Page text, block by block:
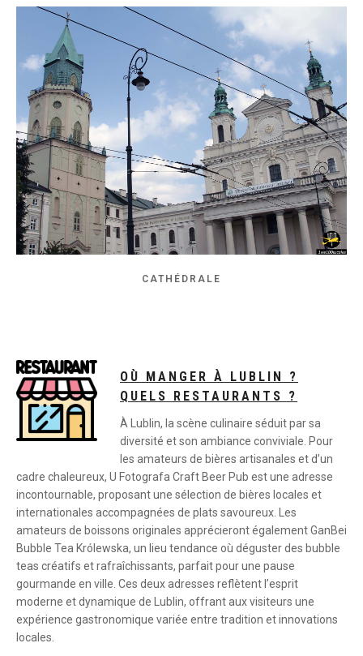
CATHÉDRALE
OÙ MANGER À LUBLIN ?
QUELS RESTAURANTS ?
À Lublin, la scène culinaire séduit par sa
diversité et son ambiance conviviale. Pour
les amateurs de bières artisanales et d’un
cadre chaleureux, U Fotografa Craft Beer Pub est une adresse
incontournable, proposant une sélection de bières locales et
internationales accompagnées de plats savoureux. Les
amateurs de boissons originales apprécieront également GanBei
Bubble Tea Królewska, un lieu tendance où déguster des bubble
teas créatifs et rafraîchissants, parfait pour une pause
gourmande en ville. Ces deux adresses reflètent l’esprit
moderne et dynamique de Lublin, offrant aux visiteurs une
expérience gastronomique variée entre tradition et innovations
locales.